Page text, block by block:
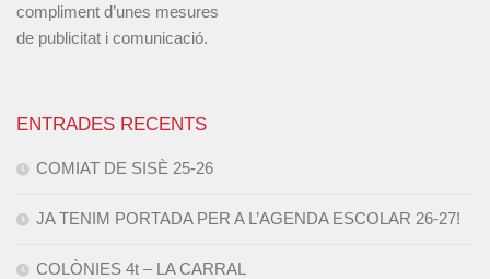
compliment d’unes mesures
de publicitat i comunicació.
ENTRADES RECENTS
COMIAT DE SISÈ 25-26
JA TENIM PORTADA PER A L’AGENDA ESCOLAR 26-27!
COLÒNIES 4t – LA CARRAL